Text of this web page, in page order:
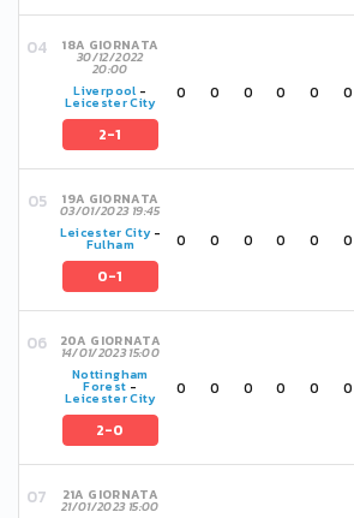
18A GIORNATA
30/12/2022
20:00
Liverpool -
Leicester City
2-1
0 0 0 0 0 0
19A GIORNATA
03/01/2023 19:45
Leicester City-
Fulham
0-1
0 0 0 0 0 0
20A GIORNATA
14/01/2023 15:00
Nottingham
Forest -
Leicester City
2-0
0 0 0 0 0 0
21A GIORNATA
21/01/2023 15:00